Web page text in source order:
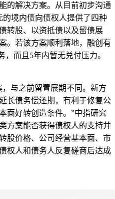
的解决方案。从目前初步沟通
境内债向债权人提供了四种
转股、以资抵债以及留债展
。若该方案顺利落地，融创有
，而且5年内暂无兑付压力。
与之前留置展期不同。新方
长债务偿还期，有利于修复公
面好转创造条件。”中指研究
方案能否获得债权人的支持并
股价格、公司经营基本面、市
权人和债务人反复磋商后达成